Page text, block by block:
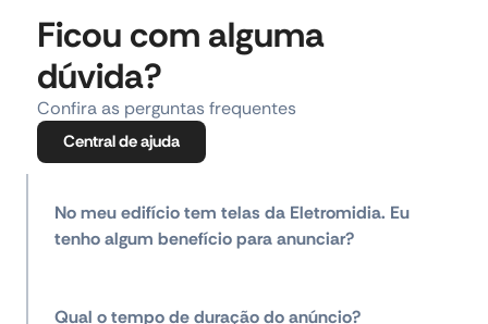
Ficou com alguma
dúvida?
Confira as perguntas frequentes
Central de ajuda
No meu edifício tem telas da Eletromidia. Eu
tenho algum benefício para anunciar?
Qual o tempo de duração do anúncio?